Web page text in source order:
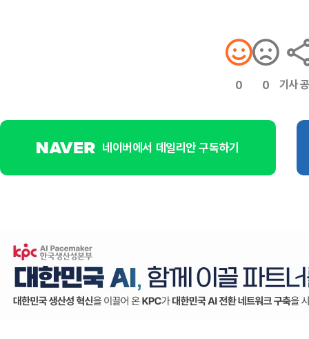
0 0 기사
네이버에서 데일리안 구독하기